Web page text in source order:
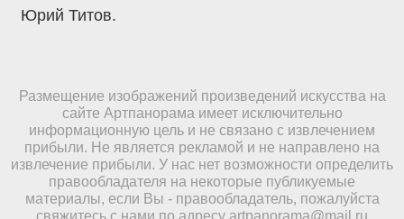
Юрий Титов.
Размещение изображений произведений искусства на
сайте Артпанорама имеет исключительно
информационную цель и не связано с извлечением
прибыли. Не является рекламой и не направлено на
извлечение прибыли. У нас нет возможности определить
правообладателя на некоторые публикуемые
материалы, если Вы - правообладатель, пожалуйста
свяжитесь с нами по адресу artpanorama@mail.ru